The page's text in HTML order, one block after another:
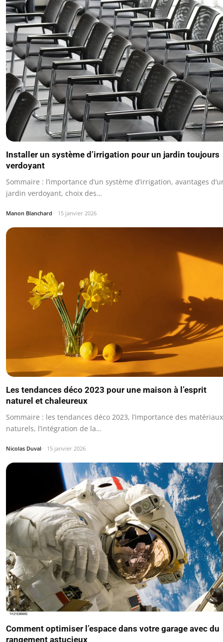
Installer un système d’irrigation pour un jardin toujours
verdoyant
Sommaire : l’importance d’un système d’irrigation, avantages
jardin verdoyant, choix des…
Manon Blanchard 15 janvier 2026
Les tendances déco 2023 pour une maison à l’esprit
naturel et chaleureux
Sommaire : les tendances déco 2023, l’importance des matériaux
naturels, l’intégration de la…
Nicolas Duval 15 janvier 2026
Comment optimiser l’espace dans votre garage avec du
rangement astucieux